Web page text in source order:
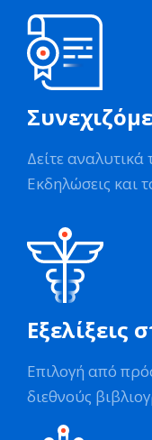
Δείτε αναλυτικά
Εκδηλώσεις και
Εξελίξεις
Επιλογή από
διεθνούς